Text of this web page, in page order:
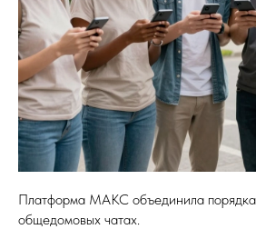
Платформа МАКС объединила порядка
общедомовых чатах.